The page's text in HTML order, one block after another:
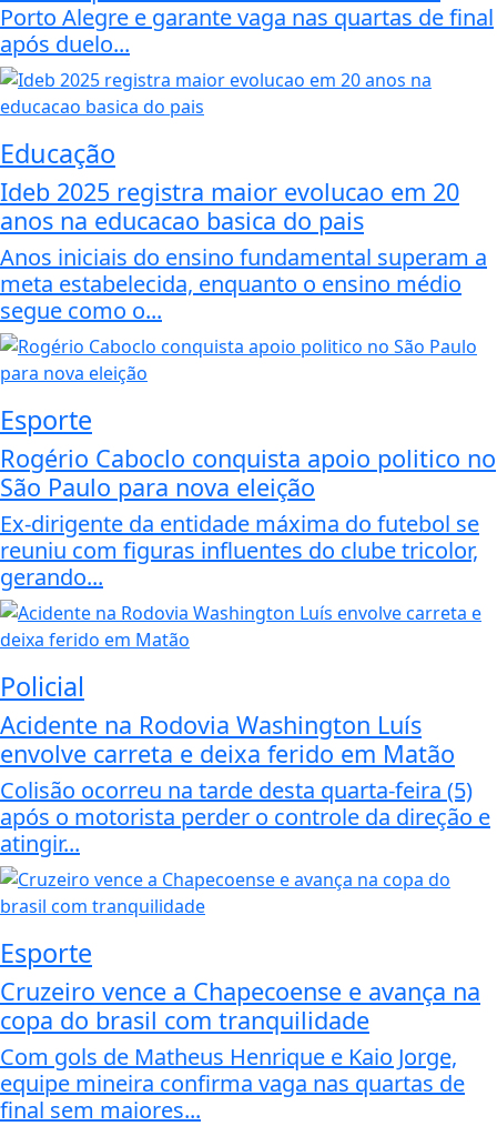
Porto Alegre e garante vaga nas quartas de final
após duelo...
Educação
Ideb 2025 registra maior evolucao em 20
anos na educacao basica do pais
Anos iniciais do ensino fundamental superam a
meta estabelecida, enquanto o ensino médio
segue como o...
Esporte
Rogério Caboclo conquista apoio politico no
São Paulo para nova eleição
Ex-dirigente da entidade máxima do futebol se
reuniu com figuras influentes do clube tricolor,
gerando...
Policial
Acidente na Rodovia Washington Luís
envolve carreta e deixa ferido em Matão
Colisão ocorreu na tarde desta quarta-feira (5)
após o motorista perder o controle da direção e
atingir...
Esporte
Cruzeiro vence a Chapecoense e avança na
copa do brasil com tranquilidade
Com gols de Matheus Henrique e Kaio Jorge,
equipe mineira confirma vaga nas quartas de
final sem maiores...